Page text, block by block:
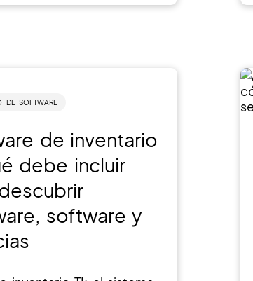
DE SOFTWARE
de inventario
debe incluir
software y